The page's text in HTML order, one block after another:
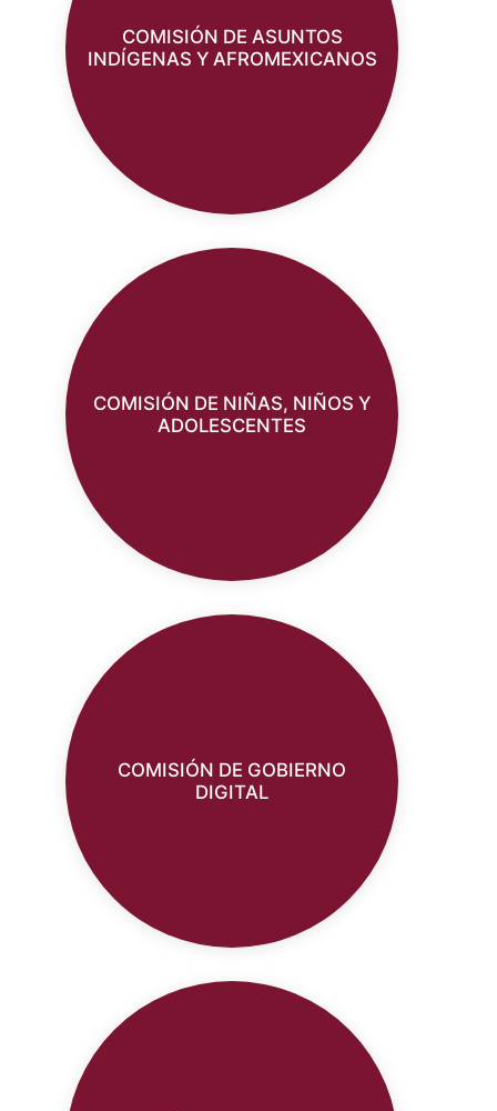
COMISIÓN DE ASUNTOS
INDÍGENAS Y AFROMEXICANOS
COMISIÓN DE NIÑAS, NIÑOS Y
ADOLESCENTES
COMISIÓN DE GOBIERNO
DIGITAL